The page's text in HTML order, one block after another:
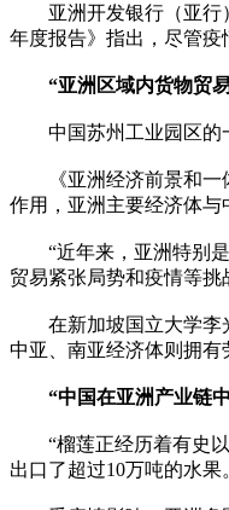
亚洲开发银行（亚行）
年度报告》指出，尽管
“亚洲区域内货物贸易
中国苏州工业园区的一
《亚洲经济前景和一体
作用，亚洲主要经济体与
“近年来，亚洲特别是
贸易紧张局势和疫情等挑
在新加坡国立大学李光
中亚、南亚经济体则拥
“中国在亚洲产业链中
“榴莲正经历着有史以
出口了超过10万吨的水果